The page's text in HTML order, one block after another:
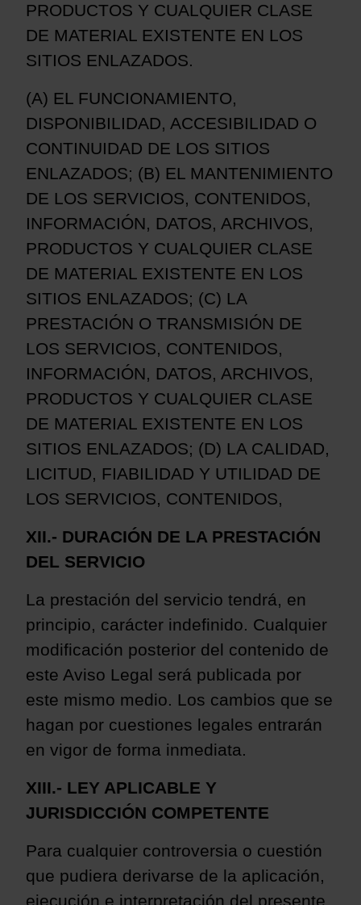
PRODUCTOS Y CUALQUIER CLASE
DE MATERIAL EXISTENTE EN LOS
SITIOS ENLAZADOS.
(A) EL FUNCIONAMIENTO,
DISPONIBILIDAD, ACCESIBILIDAD O
CONTINUIDAD DE LOS SITIOS
ENLAZADOS; (B) EL MANTENIMIENTO
DE LOS SERVICIOS, CONTENIDOS,
INFORMACIÓN, DATOS, ARCHIVOS,
PRODUCTOS Y CUALQUIER CLASE
DE MATERIAL EXISTENTE EN LOS
SITIOS ENLAZADOS; (C) LA
PRESTACIÓN O TRANSMISIÓN DE
LOS SERVICIOS, CONTENIDOS,
INFORMACIÓN, DATOS, ARCHIVOS,
PRODUCTOS Y CUALQUIER CLASE
DE MATERIAL EXISTENTE EN LOS
SITIOS ENLAZADOS; (D) LA CALIDAD,
LICITUD, FIABILIDAD Y UTILIDAD DE
LOS SERVICIOS, CONTENIDOS,
XII.- DURACIÓN DE LA PRESTACIÓN
DEL SERVICIO
La prestación del servicio tendrá, en
principio, carácter indefinido. Cualquier
modificación posterior del contenido de
este Aviso Legal será publicada por
este mismo medio. Los cambios que se
hagan por cuestiones legales entrarán
en vigor de forma inmediata.
XIII.- LEY APLICABLE Y
JURISDICCIÓN COMPETENTE
Para cualquier controversia o cuestión
que pudiera derivarse de la aplicación,